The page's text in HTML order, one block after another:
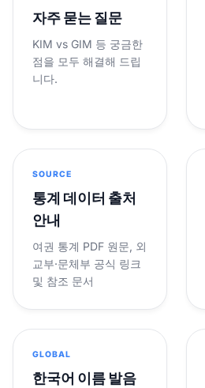
자주 묻는 질문
KIM vs GIM 등 궁금한
점을 모두 해결해 드립
니다.
SOURCE
통계 데이터 출처
안내
여권 통계 PDF 원문, 외
교부·문체부 공식 링크
및 참조 문서
GLOBAL
한국어 이름 발음